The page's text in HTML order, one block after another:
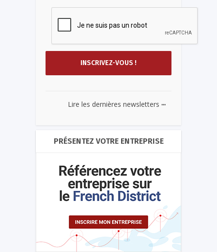
Lire les dernières newsletters ...
PRÉSENTEZ VOTRE ENTREPRISE